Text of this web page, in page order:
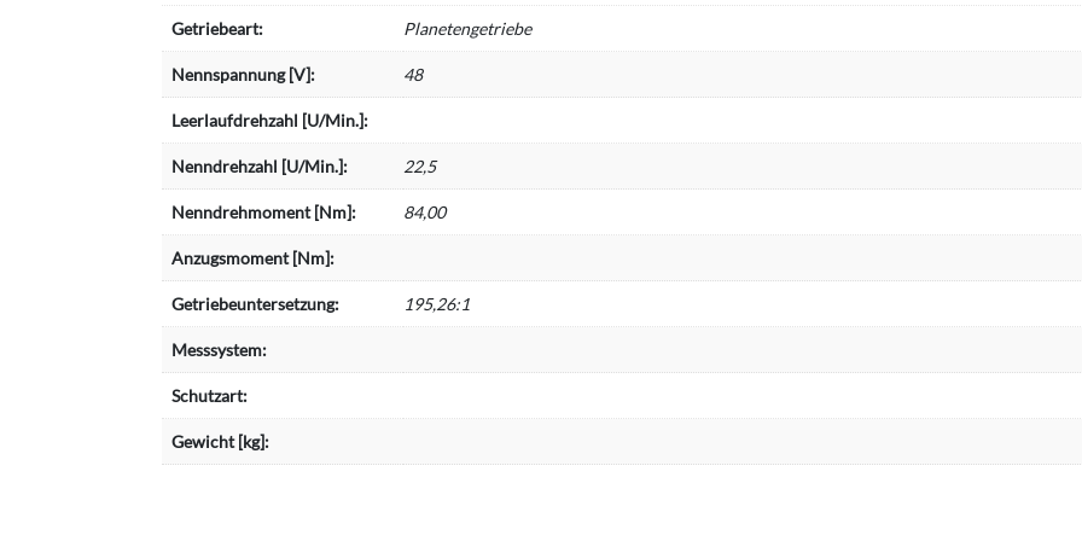
Getriebeart: Planetengetriebe
Nennspannung [V]: 48
Leerlaufdrehzahl [U/Min.]:
Nenndrehzahl [U/Min.]: 22,5
Nenndrehmoment [Nm]: 84,00
Anzugsmoment [Nm]:
Getriebeuntersetzung: 195,26:1
Messsystem:
Schutzart:
Gewicht [kg]: